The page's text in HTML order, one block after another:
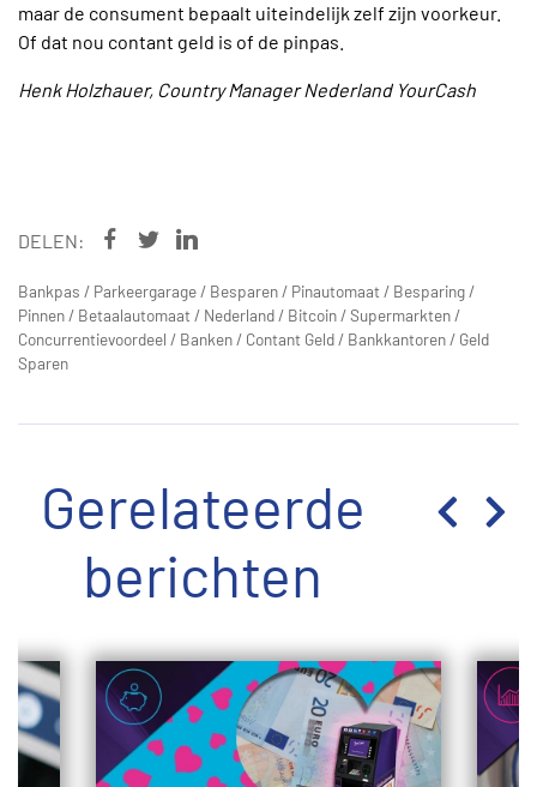
maar de consument bepaalt uiteindelijk zelf zijn voorkeur.
Of dat nou contant geld is of de pinpas.
Henk Holzhauer, Country Manager Nederland YourCash
DELEN:
Bankpas / Parkeergarage / Besparen / Pinautomaat / Besparing /
Pinnen / Betaalautomaat / Nederland / Bitcoin /Supermarkten /
Concurrentievoordeel / Banken / Contant Geld / Bankkantoren / Geld
Sparen
Gerelateerde
berichten